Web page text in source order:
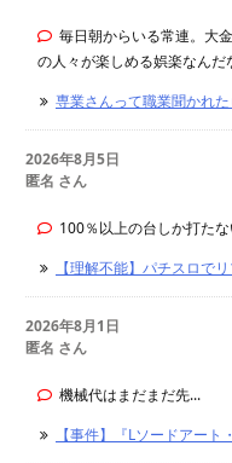
毎日朝からいる常連。大
の人々が楽しめる娯楽なんだ
専業さんって職業聞かれ
2026年8月5日
匿名 さん
100％以上の台しか打た
【理解不能】パチスロで
2026年8月1日
匿名 さん
機械代はまだまだ先...
【事件】『Lソードアー